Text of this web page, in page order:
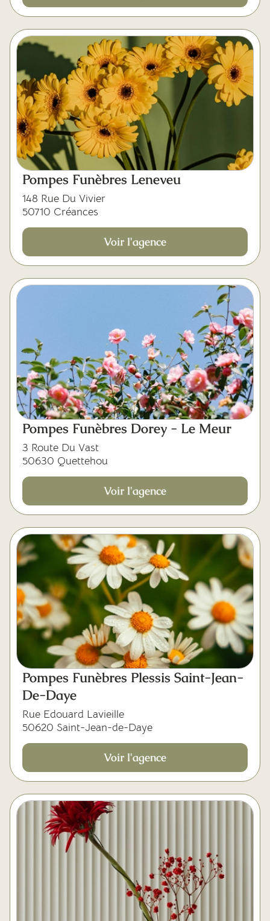
Pompes Funèbres Leneveu
148 Rue Du Vivier
50710 Créances
Voir l'agence
Pompes Funèbres Dorey - Le Meur
3 Route Du Vast
50630 Quettehou
Voir l'agence
Pompes Funèbres Plessis Saint-Jean-
De-Daye
Rue Edouard Lavieille
50620 Saint-Jean-de-Daye
Voir l'agence